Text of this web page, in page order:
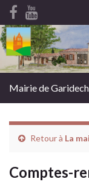
Mairie de Garidech
Retour à La
Comptes-